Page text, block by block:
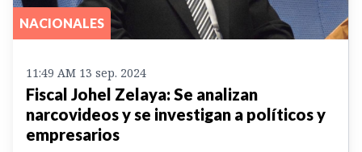
NACIONALES
11:49 AM 13 sep. 2024
Fiscal Johel Zelaya: Se analizan
narcovideos y se investigan a políticos y
empresarios